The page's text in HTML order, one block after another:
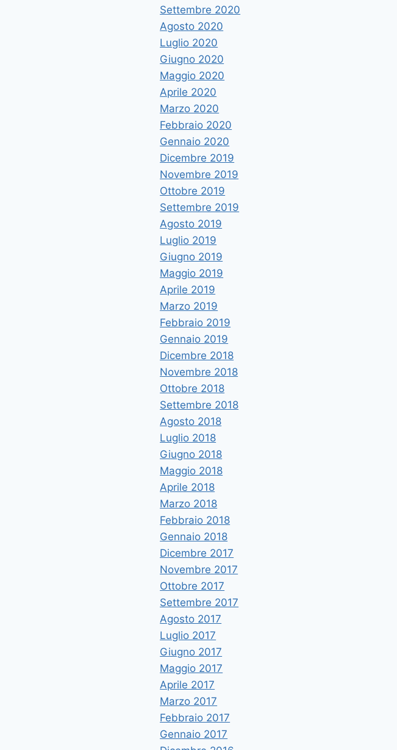
Settembre 2020
Agosto 2020
Luglio 2020
Giugno 2020
Maggio 2020
Aprile 2020
Marzo 2020
Febbraio 2020
Gennaio 2020
Dicembre 2019
Novembre 2019
Ottobre 2019
Settembre 2019
Agosto 2019
Luglio 2019
Giugno 2019
Maggio 2019
Aprile 2019
Marzo 2019
Febbraio 2019
Gennaio 2019
Dicembre 2018
Novembre 2018
Ottobre 2018
Settembre 2018
Agosto 2018
Luglio 2018
Giugno 2018
Maggio 2018
Aprile 2018
Marzo 2018
Febbraio 2018
Gennaio 2018
Dicembre 2017
Novembre 2017
Ottobre 2017
Settembre 2017
Agosto 2017
Luglio 2017
Giugno 2017
Maggio 2017
Aprile 2017
Marzo 2017
Febbraio 2017
Gennaio 2017